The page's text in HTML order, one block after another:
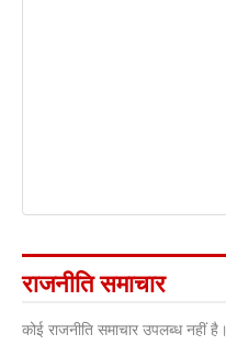
राजनीति समाचार
कोई राजनीति समाचार उपलब्ध नहीं है।